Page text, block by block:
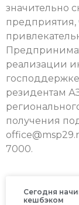
значительно
предприятия,
реализации
резидентам
получения
7000.
Сегодня
кешбэком